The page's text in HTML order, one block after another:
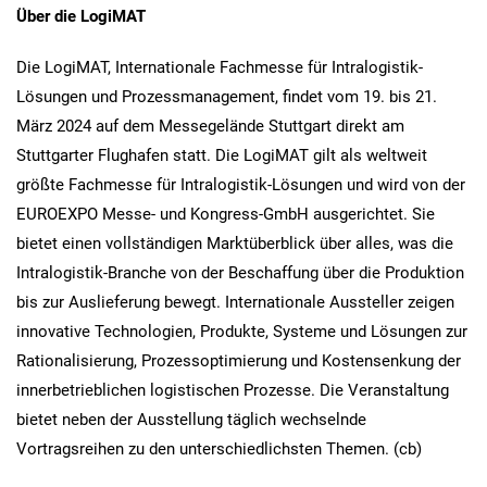
Über die LogiMAT
Die LogiMAT, Internationale Fachmesse für Intralogistik-
Lösungen und Prozessmanagement, findet vom 19. bis 21.
März 2024 auf dem Messegelände Stuttgart direkt am
Stuttgarter Flughafen statt. Die LogiMAT gilt als weltweit
größte Fachmesse für Intralogistik-Lösungen und wird von der
EUROEXPO Messe- und Kongress-GmbH ausgerichtet. Sie
bietet einen vollständigen Marktüberblick über alles, was die
Intralogistik-Branche von der Beschaffung über die Produktion
bis zur Auslieferung bewegt. Internationale Aussteller zeigen
innovative Technologien, Produkte, Systeme und Lösungen zur
Rationalisierung, Prozessoptimierung und Kostensenkung der
innerbetrieblichen logistischen Prozesse. Die Veranstaltung
bietet neben der Ausstellung täglich wechselnde
Vortragsreihen zu den unterschiedlichsten Themen. (cb)